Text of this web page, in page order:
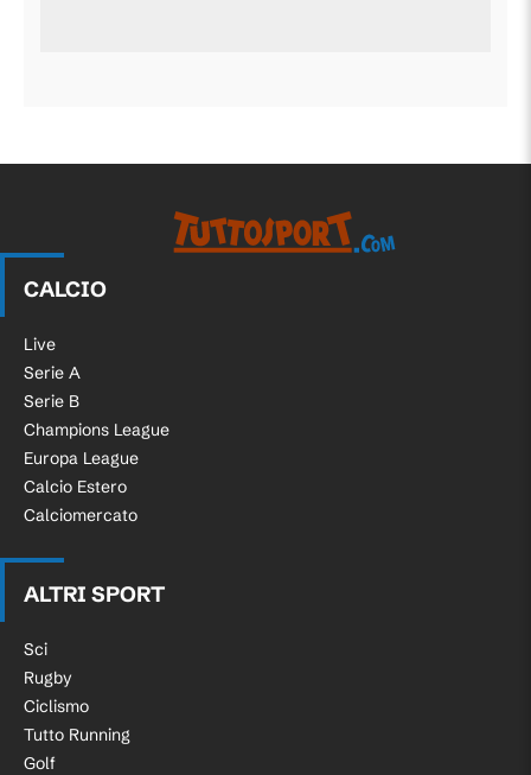
CALCIO
Live
Serie A
Serie B
Champions League
Europa League
Calcio Estero
Calciomercato
ALTRI SPORT
Sci
Rugby
Ciclismo
Tutto Running
Golf